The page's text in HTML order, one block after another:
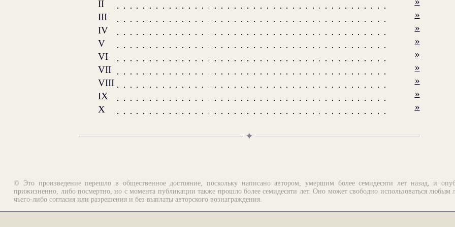
II
III
»
IV
»
V
»
VI
»
VII
»
VIII
»
IX
»
X
»
✦
© Это произведение перешло в общественное достояние, поскольку написано автором, умершим более семидесяти лет назад, и
прижизненно, либо посмертно, но с момента публикации также прошло более семидесяти лет. Оно может свободно использоваться любым
чьего-либо согласия или разрешения и без выплаты авторского вознаграждения.